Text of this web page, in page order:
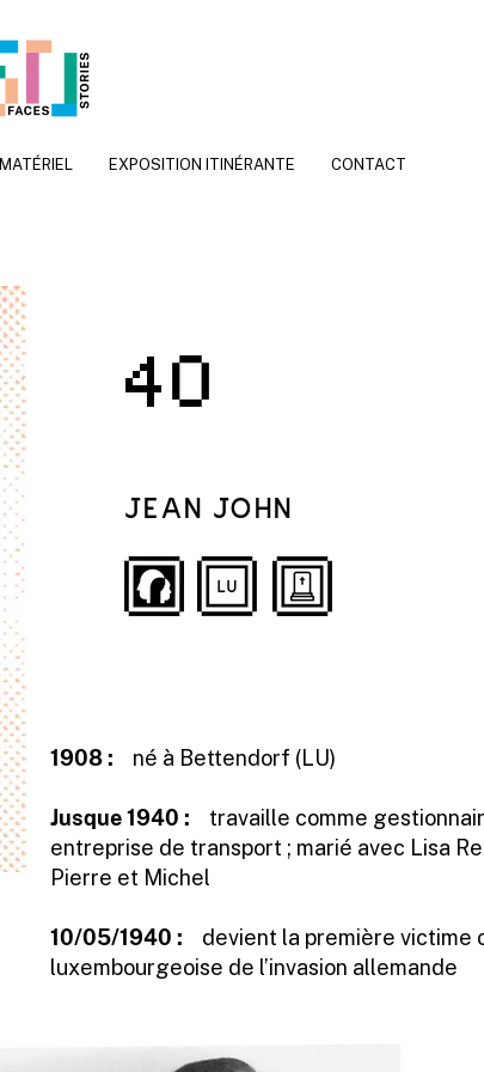
MATÉRIEL EXPOSITION ITINÉRANTE CONTACT
4
JEAN JOHN
1908 : né à Bettendorf (LU)
Jusque 1940 : travaille comme
entreprise de transport ; marié avec Lisa
Pierre et Michel
10/05/1940 : devient la première victime
luxembourgeoise de l’invasion allemande